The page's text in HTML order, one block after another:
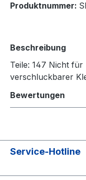
Produktnummer:
Beschreibung
Teile: 147 Nicht
verschluckbarer
Bewertungen
Service-Hotline